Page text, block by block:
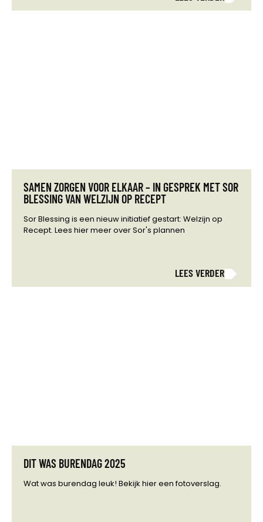
SAMEN ZORGEN VOOR ELKAAR – IN GESPREK MET SOR
BLESSING VAN WELZIJN OP RECEPT
Sor Blessing is een nieuw initiatief gestart: Welzijn op
Recept. Lees hier meer over Sor's plannen
LEES VERDER
DIT WAS BURENDAG 2025
Wat was burendag leuk! Bekijk hier een fotoverslag.